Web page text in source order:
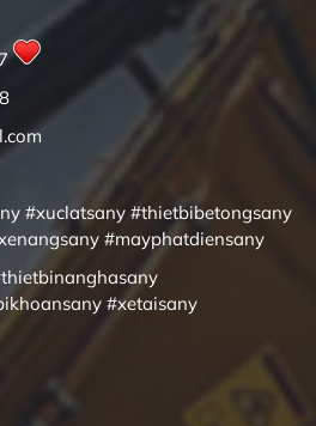
#xuclatsany #thietbibetongsany
#mayphatdiensany
#xetaisany